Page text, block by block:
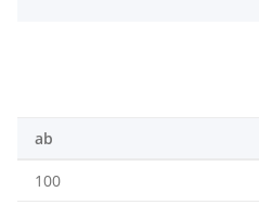
ab
100